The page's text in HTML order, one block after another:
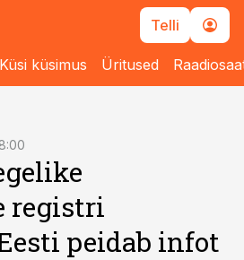
Telli
Küsi küsimus Üritused
registri
peidab infot